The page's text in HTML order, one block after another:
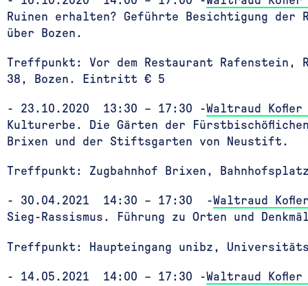
Ruinen erhalten? Geführte Besichtigung der
über Bozen.
Treffpunkt: Vor dem Restaurant Rafenstein,
38, Bozen. Eintritt € 5
- 23.10.2020 13:30 – 17:30 -Waltraud Kofler
Kulturerbe. Die Gärten der
Brixen und der Stiftsgarten von Neustift.
Treffpunkt: Zugbahnhof Brixen,
- 30.04.2021 14:30 – 17:30 -Waltraud
Sieg-Rassismus. Führung zu Orten und
Treffpunkt: Haupteingang unibz,
- 14.05.2021 14:00 – 17:30 -Waltraud Kofler